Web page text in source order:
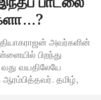
தியாகராஜன் அவர்களின்
பிறந்து
வயதிலேயே
ஆரம்பித்தவர். தமிழ்,